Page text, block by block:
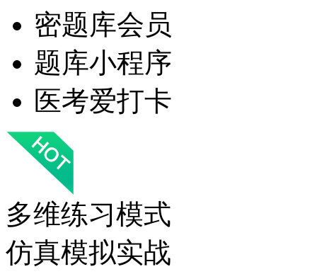
密题库会员
题库小程序
医考爱打卡
多维练习模式
仿真模拟实战